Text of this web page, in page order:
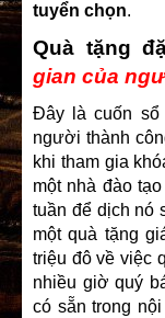
tuyển chọn.
Quà tặng
gian của
Đây là cuốn
người thành
khi tham gia
một nhà đào
tuần để dịch nó
một quà tặng
triệu đô về việc
nhiều giờ quý
có sẵn trong